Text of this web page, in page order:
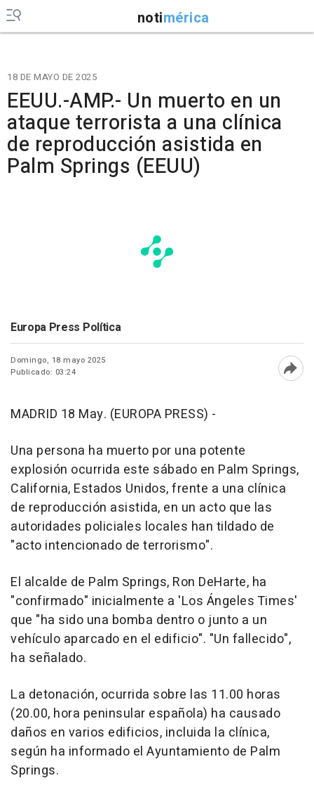
notimérica
18 DE MAYO DE 2025
EEUU.-AMP.- Un muerto en un
ataque terrorista a una clínica
de reproducción asistida en
Palm Springs (EEUU)
Europa Press Política
Domingo, 18 mayo 2025
Publicado: 03:24
MADRID 18 May. (EUROPA PRESS) -
Una persona ha muerto por una potente
explosión ocurrida este sábado en Palm Springs,
California, Estados Unidos, frente a una clínica
de reproducción asistida, en un acto que las
autoridades policiales locales han tildado de
"acto intencionado de terrorismo".
El alcalde de Palm Springs, Ron DeHarte, ha
"confirmado" inicialmente a 'Los Ángeles Times'
que "ha sido una bomba dentro o junto a un
vehículo aparcado en el edificio". "Un fallecido",
ha señalado.
La detonación, ocurrida sobre las 11.00 horas
(20.00, hora peninsular española) ha causado
daños en varios edificios, incluida la clínica,
según ha informado el Ayuntamiento de Palm
Springs.